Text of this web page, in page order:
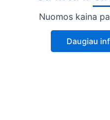
Nuomos kaina
Daugiau